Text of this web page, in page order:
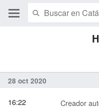
28 oct 2020
Creador
16:22